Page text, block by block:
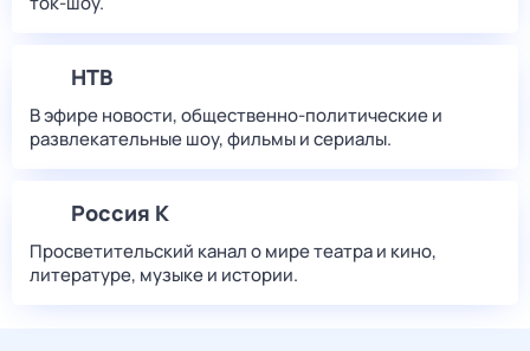
НТВ
В эфире новости, общественно-политические и
развлекательные шоу, фильмы и сериалы.
Россия К
Просветительский канал о мире театра и кино,
литературе, музыке и истории.